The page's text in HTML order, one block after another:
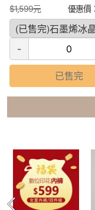
$1,599元 優惠價：
-
已售完